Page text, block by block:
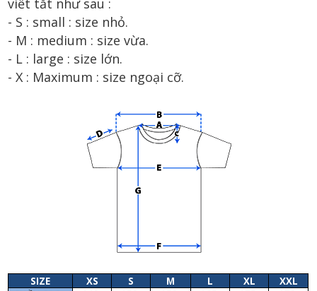
viết tắt như sau :
- S : small : size nhỏ.
- M : medium : size vừa.
- L : large : size lớn.
- X : Maximum : size ngoại cỡ.
SIZE XS S M L XL
XXL